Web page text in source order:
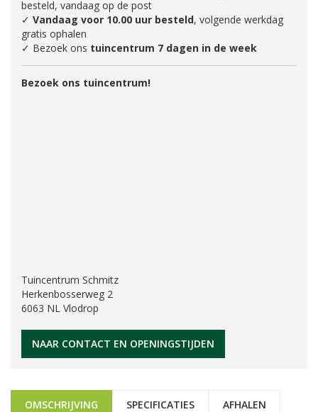
besteld, vandaag op de post
✓ Vandaag voor 10.00 uur besteld, volgende werkdag
gratis ophalen
✓ Bezoek ons tuincentrum 7 dagen in de week
Bezoek ons tuincentrum!
Tuincentrum Schmitz
Herkenbosserweg 2
6063 NL Vlodrop
NAAR CONTACT EN OPENINGSTIJDEN
OMSCHRIJVING SPECIFICATIES AFHALEN